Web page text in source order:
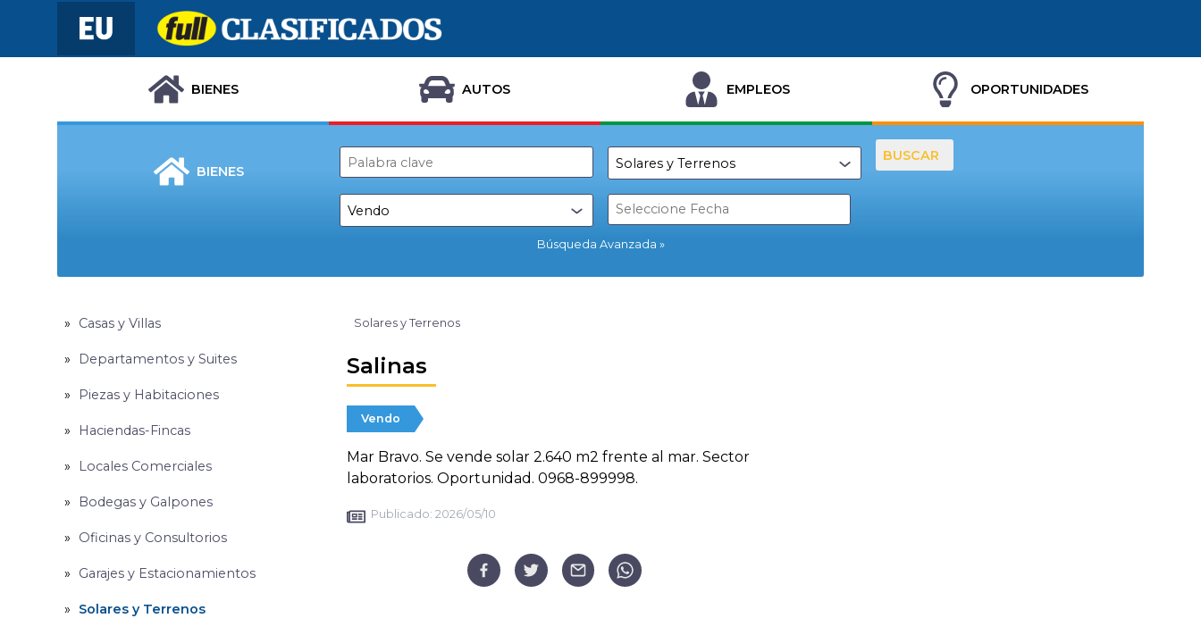
BIENES AUTOS EMPLEOS OPORTUNIDADES
BIENES
Búsqueda Avanzada
BUSCAR
Casas y Villas
Departamentos y Suites
Piezas y Habitaciones
Haciendas-Fincas
Locales Comerciales
Bodegas y Galpones
Oficinas y Consultorios
Garajes y Estacionamientos
Solares y Terrenos
Solares y Terrenos
Salinas
Vendo
Mar Bravo. Se vende solar 2.640 m2 frente al mar. Sector
laboratorios. Oportunidad. 0968-899998.
Publicado: 2026/05/10